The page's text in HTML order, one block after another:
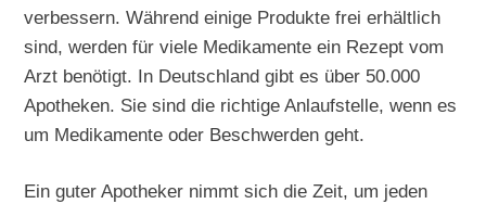
verbessern. Während einige Produkte frei erhältlich
sind, werden für viele Medikamente ein Rezept vom
Arzt benötigt. In Deutschland gibt es über 50.000
Apotheken. Sie sind die richtige Anlaufstelle, wenn es
um Medikamente oder Beschwerden geht.
Ein guter Apotheker nimmt sich die Zeit, um jeden